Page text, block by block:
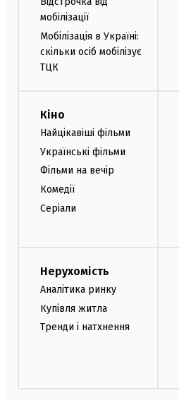
мобілізації
Мобілізація в Україні:
скільки осіб мобілізує
ТЦК
Кіно
Найцікавіші фільми
Українські фільми
Фільми на вечір
Комедії
Серіали
Нерухомість
Аналітика ринку
Купівля житла
Тренди і натхнення